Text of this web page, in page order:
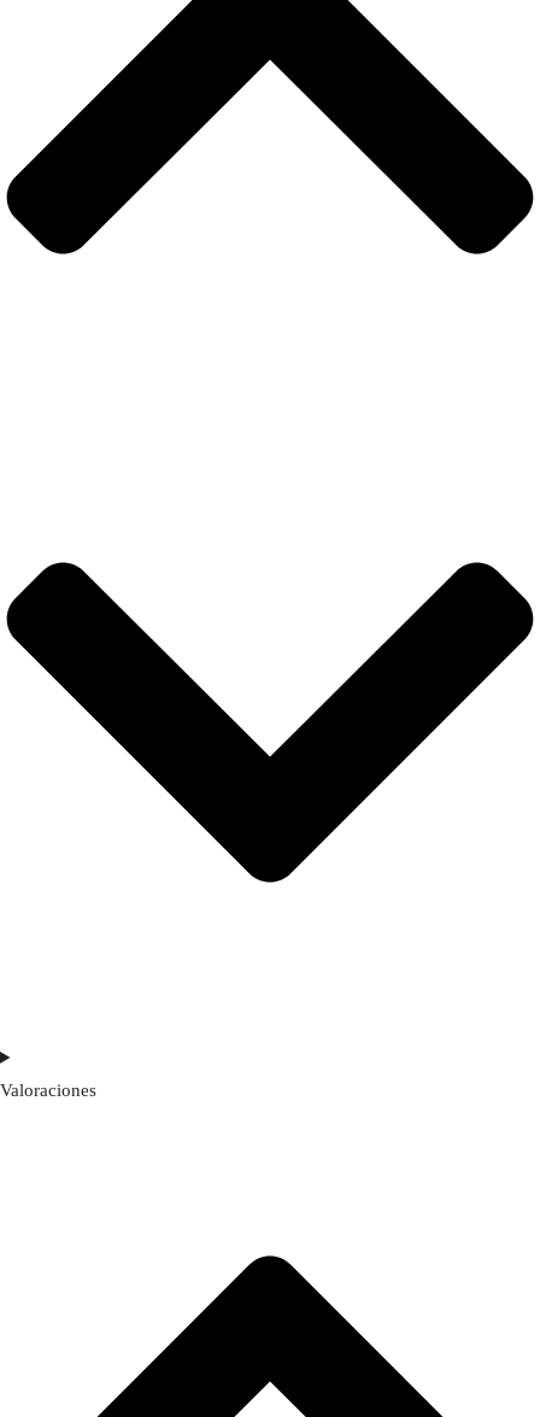
Valoraciones